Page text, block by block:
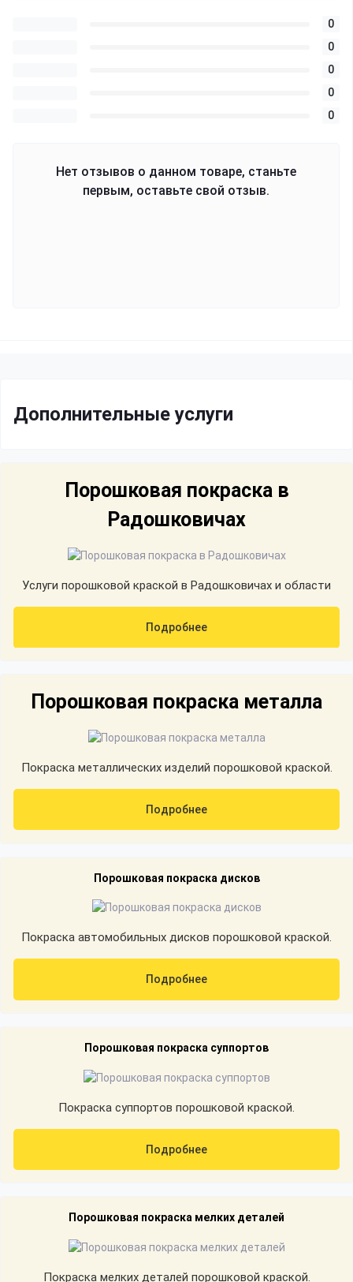
0
0
0
0
0
Нет отзывов о данном товаре, станьте
первым, оставьте свой отзыв.
Дополнительные услуги
Порошковая покраска в
Радошковичах
Услуги порошковой краской в Радошковичах и области
Подробнее
Порошковая покраска металла
Покраска металлических изделий порошковой краской.
Подробнее
Порошковая покраска дисков
Покраска автомобильных дисков порошковой краской.
Подробнее
Порошковая покраска суппортов
Покраска суппортов порошковой краской.
Подробнее
Порошковая покраска мелких деталей
Покраска мелких деталей порошковой краской.